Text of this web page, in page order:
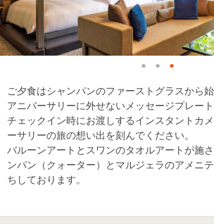
ご夕食はシャンパンのファーストグラスから始
アニバーサリーに外せないメッセージプレート
チェックイン時にお渡しするインスタントカ
ーサリーの旅の想い出を刻んでください。
バルーンアートとスワンのタオルアートが施
ンパン（クォーター）とマルジェラのアメニ
ちしております。